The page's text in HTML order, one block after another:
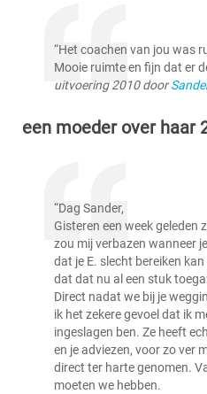
“Het coachen van jou was
Mooie ruimte en fijn dat er
uitvoering 2010 door
een moeder over haar
“Dag Sander,
Gisteren een week geleden
zou mij verbazen wanneer
dat je E. slecht bereiken
dat dat nu al een stuk
Direct nadat we bij je
ik het zekere gevoel dat ik
ingeslagen ben. Ze heeft
en je adviezen, voor zo ver
direct ter harte genomen.
moeten we hebben.